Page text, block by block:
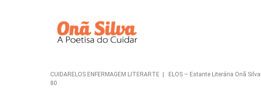
CUIDARELOS ENFERMAGEM LITERARTE | ELOS – Estante Literária Onã
80